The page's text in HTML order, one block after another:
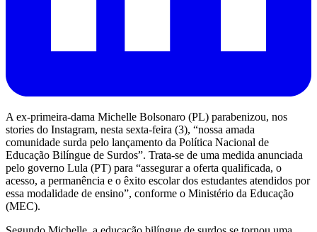
A ex-primeira-dama Michelle Bolsonaro (PL) parabenizou, nos
stories do Instagram, nesta sexta-feira (3), “nossa amada
comunidade surda pelo lançamento da Política Nacional de
Educação Bilíngue de Surdos”. Trata-se de uma medida anunciada
pelo governo Lula (PT) para “assegurar a oferta qualificada, o
acesso, a permanência e o êxito escolar dos estudantes atendidos por
essa modalidade de ensino”, conforme o Ministério da Educação
(MEC).